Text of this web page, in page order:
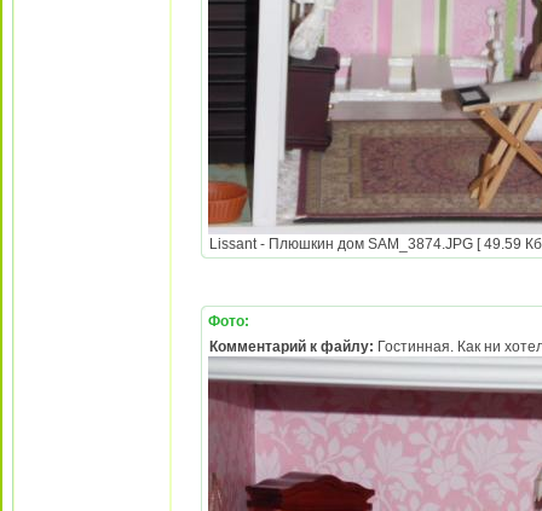
Lissant - Плюшкин дом SAM_3874.JPG [ 49.59
Фото:
Комментарий к файлу: Гостинная. Как ни